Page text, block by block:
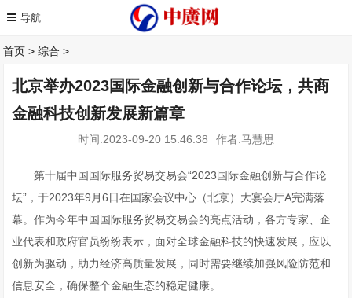
首页 >综合 >
北京举办2023国际金融创新与合作论坛，共商
金融科技创新发展新篇章
时间:2023-09-20 15:46:38 作者:马慧思
第十届中国国际服务贸易交易会“2023国际金融创新与合作论
坛”，于2023年9月6日在国家会议中心（北京）大宴会厅A完满落
幕。作为今年中国国际服务贸易交易会的亮点活动，各方专家、企
业代表和政府官员纷纷表示，面对全球金融科技的快速发展，应以
创新为驱动，助力经济高质量发展，同时需要继续加强风险防范和
信息安全，确保整个金融生态的稳定健康。